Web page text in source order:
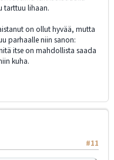
tarttuu lihaan.
on ollut hyvää, mutta
parhaalle niin sanon:
itse on mahdollista saada
kuha.
#11